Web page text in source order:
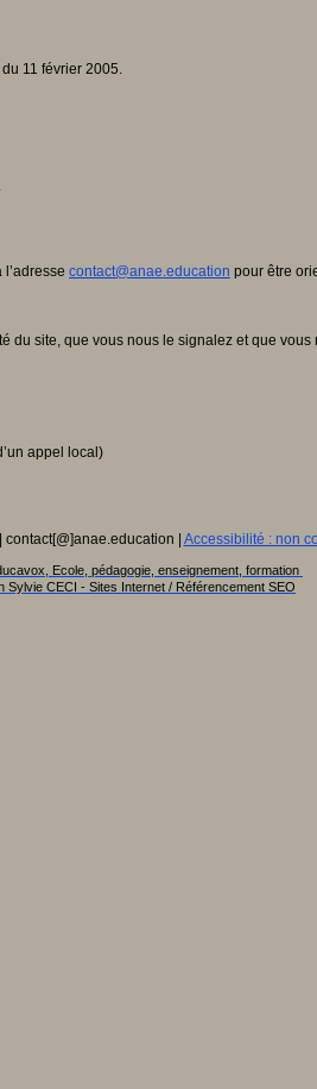
11 février 2005.
contact@anae.education pour être
site, que vous nous le signalez et que
appel local)
| Accessibilité : non
Ecole, pédagogie, enseignement, formation
Sylvie CECI - Sites Internet / Référencement SEO